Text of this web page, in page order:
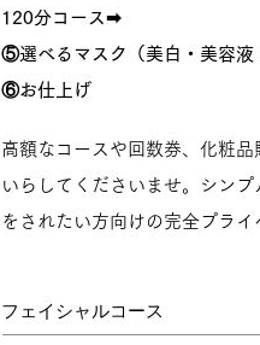
120分コース➡
⑤選べるマスク（美白・美容
⑥お仕上げ
高額なコースや回数券、化粧
いらしてくださいませ。シン
をされたい方向けの完全プラ
フェイシャルコース